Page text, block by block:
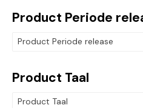
Product Periode
Product Periode release
Product Taal
Product Taal